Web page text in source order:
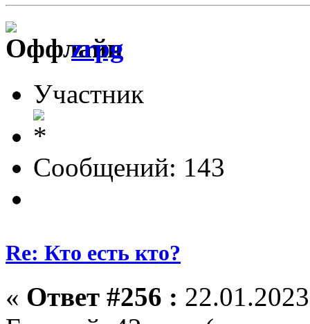
zrpg
Участник
Сообщений: 143
Re: Кто есть кто?
« Ответ #256 :